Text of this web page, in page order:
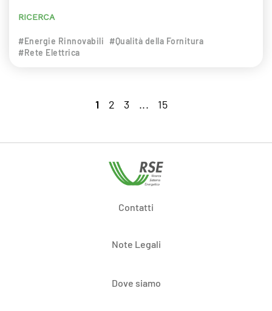
RICERCA
#Energie Rinnovabili
#Qualità della Fornitura
#Rete Elettrica
1 2 3 ... 15
Contatti
Note Legali
Dove siamo